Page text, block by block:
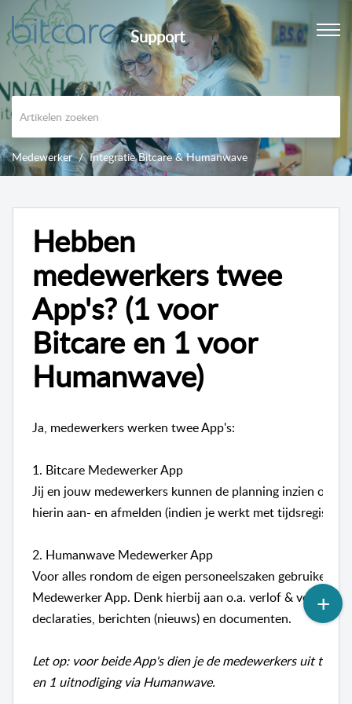
Support
Medewerker Integratie Bitcare & Humanwave
Hebben
medewerkers twee
App's? (1 voor
Bitcare en 1 voor
Humanwave)
Ja, medewerkers werken twee App's:
1. Bitcare Medewerker App
Jij en jouw medewerkers kunnen de planning inzien op
hierin aan- en afmelden (indien je werkt met
2. Humanwave Medewerker App
Voor alles rondom de eigen personeelszaken gebruiken
Medewerker App. Denk hierbij aan o.a. verlof & verzuim,
declaraties, berichten (nieuws) en documenten.
Let op: voor beide App's dien je de medewerkers uit te
en 1 uitnodiging via Humanwave.